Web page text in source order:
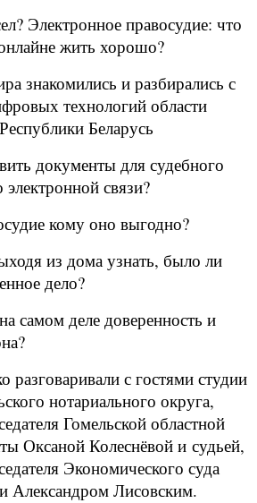
Электронное правосудие: что
жить хорошо?
знакомились и разбирались с
технологий области
Беларусь
документы для судебного
электронной связи?
кому оно выгодно?
из дома узнать, было ли
дело?
самом деле доверенность и
разговаривали с гостями студии
нотариального округа,
Гомельской областной
Оксаной Колеснёвой и судьей,
Экономического суда
Александром Лисовским.